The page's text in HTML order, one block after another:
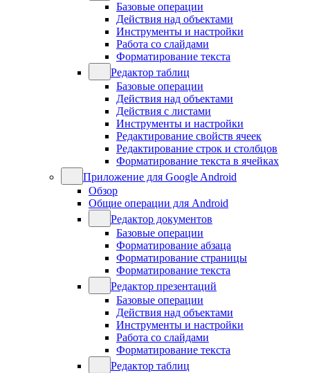
Базовые операции
Действия над объектами
Инструменты и настройки
Работа со слайдами
Форматирование текста
Редактор таблиц
Базовые операции
Действия над объектами
Действия с листами
Инструменты и настройки
Редактирование свойств ячеек
Редактирование строк и столбцов
Форматирование текста в ячейках
Приложение для Google Android
Обзор
Общие операции для Android
Редактор документов
Базовые операции
Форматирование абзаца
Форматирование страницы
Форматирование текста
Редактор презентаций
Базовые операции
Действия над объектами
Инструменты и настройки
Работа со слайдами
Форматирование текста
Редактор таблиц